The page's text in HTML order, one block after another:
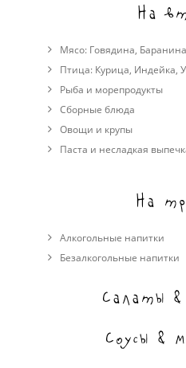
На
Мясо: Говядина, Баранина
Птица: Курица, Индейка,
Рыба и морепродукты
Сборные блюда
Овощи и крупы
Паста и несладкая
На
Алкогольные напитки
Безалкогольные напитки
Салаты
Соусы &